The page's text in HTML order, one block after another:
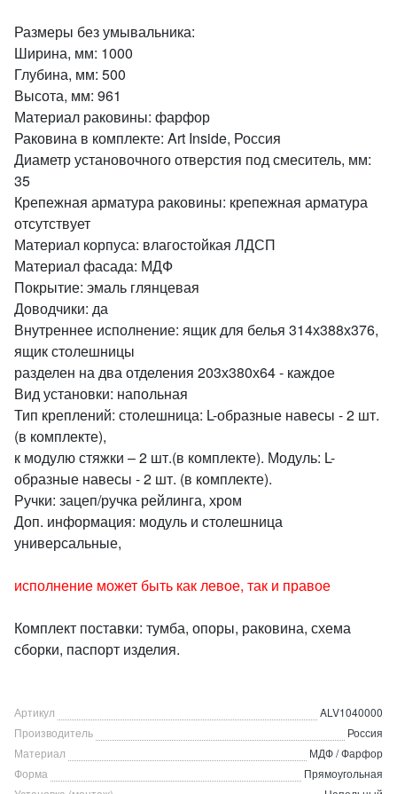
Размеры без умывальника:
Ширина, мм: 1000
Глубина, мм: 500
Высота, мм: 961
Материал раковины: фарфор
Раковина в комплекте: Art Inside, Россия
Диаметр установочного отверстия под смеситель, мм:
35
Крепежная арматура раковины: крепежная арматура
отсутствует
Материал корпуса: влагостойкая ЛДСП
Материал фасада: МДФ
Покрытие: эмаль глянцевая
Доводчики: да
Внутреннее исполнение: ящик для белья 314х388х376,
ящик столешницы
разделен на два отделения 203х380х64 - каждое
Вид установки: напольная
Тип креплений: столешница: L-образные навесы - 2 шт.
(в комплекте),
к модулю стяжки – 2 шт.(в комплекте). Модуль: L-
образные навесы - 2 шт. (в комплекте).
Ручки: зацеп/ручка рейлинга, хром
Доп. информация: модуль и столешница
универсальные,
исполнение может быть как левое, так и правое
Комплект поставки: тумба, опоры, раковина, схема
сборки, паспорт изделия.
Артикул
ALV1040000
Производитель
Россия
Материал
МДФ / Фарфор
Форма
Прямоугольная